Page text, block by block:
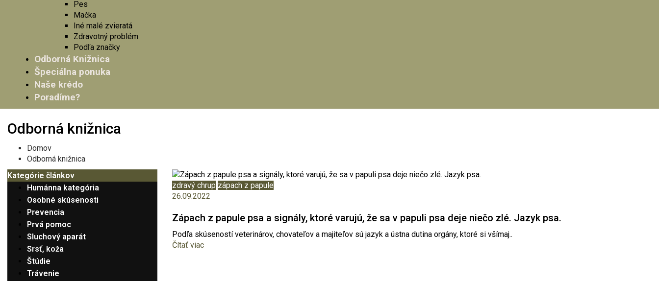
Pes
Mačka
Iné malé zvieratá
Zdravotný problém
Podľa značky
Odborná Knižnica
Špeciálna ponuka
Naše krédo
Poradíme?
Odborná knižnica
Domov
Odborná knižnica
Kategórie článkov
Humánna kategória
Osobné skúsenosti
Prevencia
Prvá pomoc
Sluchový aparát
Srsť, koža
Štúdie
Trávenie
zdravý chrup zápach z papule
26.09.2022
Zápach z papule psa a signály, ktoré varujú, že sa v papuli psa deje niečo zlé. Jazyk psa.
Podľa skúseností veterinárov, chovateľov a majiteľov sú jazyk a ústna dutina orgány, ktoré si všímaj..
Čítať viac